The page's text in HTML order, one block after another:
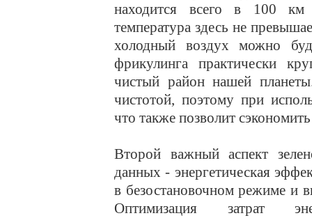
находится всего в 100 км
температура здесь не
холодный воздух можно
фрикулинга практически
чистый район нашей
чистотой, поэтому при
что также позволит
Второй важный аспект
данных - энергетическая
в безостановочном режиме и
Оптимизация затрат